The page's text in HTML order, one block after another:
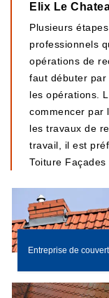
Elix Le
Plusieurs
professionnels
opérations de
faut débuter
les opérations.
commencer par
les travaux de
travail, il est
Toiture
Entreprise de